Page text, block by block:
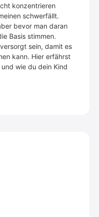
konzentrieren
schwerfällt.
bevor man daran
Basis stimmen.
sein, damit es
kann. Hier erfährst
wie du dein Kind